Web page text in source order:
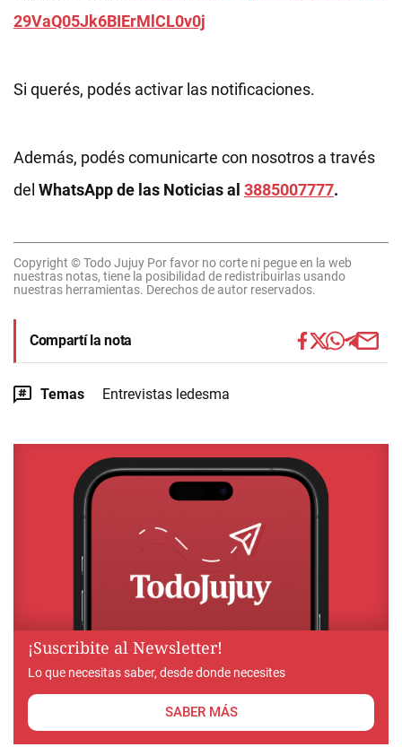
29VaQ05Jk6BIErMlCL0v0j
Si querés, podés activar las notificaciones.
Además, podés comunicarte con nosotros a través
del WhatsApp de las Noticias al 3885007777.
Copyright © Todo Jujuy Por favor no corte ni pegue en la web
nuestras notas, tiene la posibilidad de redistribuirlas usando
nuestras herramientas. Derechos de autor reservados.
Compartí la nota
Temas Entrevistas ledesma
¡Suscribite al Newsletter!
Lo que necesitas saber, desde donde necesites
SABER MÁS